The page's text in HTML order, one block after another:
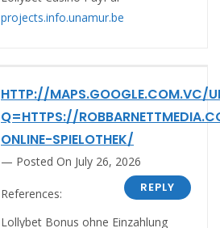
projects.info.unamur.be
HTTP://MAPS.GOOGLE.COM.VC/
Q=HTTPS://
ONLINE-SPIELOTHEK/
Posted On July 26, 2026
REPLY
References:
Lollybet Bonus ohne Einzahlung